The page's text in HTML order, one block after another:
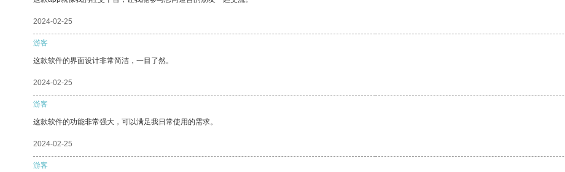
2024-02-25
游客
这款软件的界面设计非常简洁，一目了然。
2024-02-25
游客
这款软件的功能非常强大，可以满足我日常使用的需求。
2024-02-25
游客